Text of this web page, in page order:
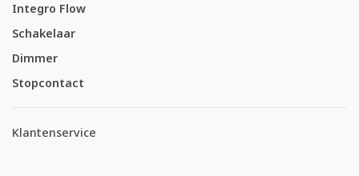
Integro Flow
Schakelaar
Dimmer
Stopcontact
Klantenservice